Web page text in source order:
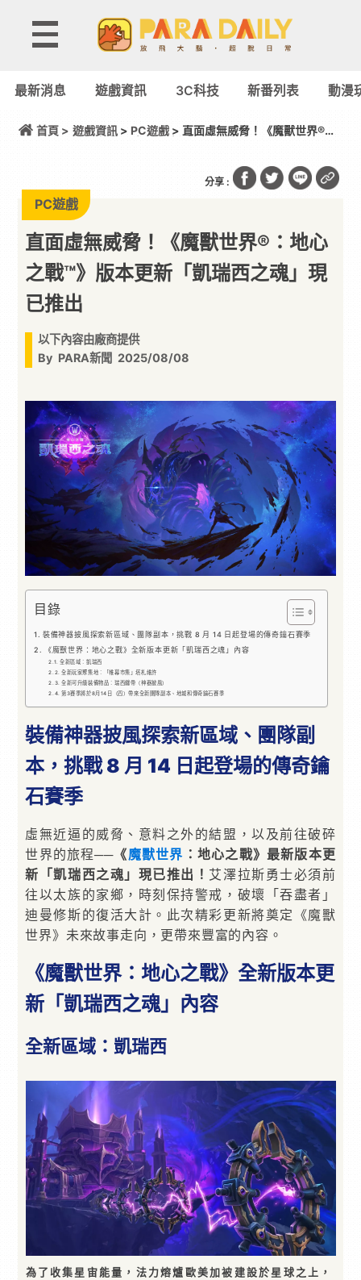
最新消息 遊戲資訊 3C科技 新番列表 動漫
首頁 > 遊戲資訊> PC遊戲> 直面虛無威脅！《魔獸世界®：
分享 :
PC遊戲
直面虛無威脅！《魔獸世界®：地心
之戰™》版本更新「凱瑞西之魂」現
已推出
以下內容由廠商提供
By PARA新聞 2025/08/08
目錄
裝備神器披風探索新區域、團隊副本，挑戰 8 月 14 日起登場的傳奇鑰石賽季
《魔獸世界：地心之戰》全新版本更新「凱瑞西之魂」內容
全新區域：凱瑞西
全新玩家聚集地：「帷幕市集」塔札維許
全新可升級裝備物品：瑞西纏帶（神器披風）
第3賽季將於8月14日（四）帶來全新團隊副本、地城和傳奇鑰石賽季
裝備神器披風探索新區域、團隊副
本，挑戰 8 月 14 日起登場的傳奇鑰
石賽季
虛無近逼的威脅、意料之外的結盟，以及前往破碎
世界的旅程── 《魔獸世界 ：地心之戰》最新版本更
新「凱瑞西之魂」現已推出！ 艾澤拉斯勇士必須前
往以太族的家鄉，時刻保持警戒，破壞「吞盡者」
迪曼修斯的復活大計。此次精彩更新將奠定《魔獸
世界》未來故事走向，更帶來豐富的內容。
《魔獸世界：地心之戰》全新版本更
新「凱瑞西之魂」內容
全新區域：凱瑞西
為了收集星宙能量，法力熔爐歐美加被建設於星球之上，